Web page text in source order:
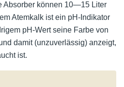
Absorber können 10—15 Liter
Atemkalk ist ein pH-Indikator
pH-Wert seine Farbe von
damit (unzuverlässig) anzeigt,
ist.